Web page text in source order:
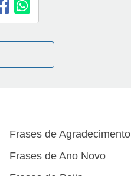
Frases de Agradecimento
Frases de Ano Novo